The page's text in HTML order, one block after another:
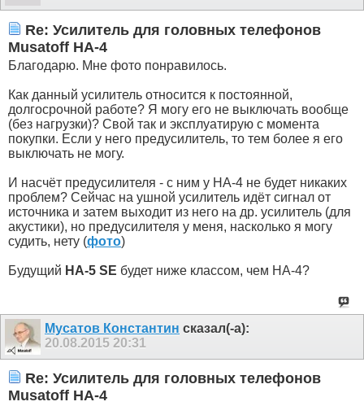
Re: Усилитель для головных телефонов
Musatoff HA-4
Благодарю. Мне фото понравилось.
Как данный усилитель относится к постоянной,
долгосрочной работе? Я могу его не выключать вообще
(без нагрузки)? Свой так и эксплуатирую с момента
покупки. Если у него предусилитель, то тем более я его
выключать не могу.
И насчёт предусилителя - с ним у HA-4 не будет никаких
проблем? Сейчас на ушной усилитель идёт сигнал от
источника и затем выходит из него на др. усилитель (для
акустики), но предусилителя у меня, насколько я могу
судить, нету (фото)
Будущий HA-5 SE будет ниже классом, чем HA-4?
Мусатов Константин сказал(-а):
20.08.2015 20:31
Re: Усилитель для головных телефонов
Musatoff HA-4